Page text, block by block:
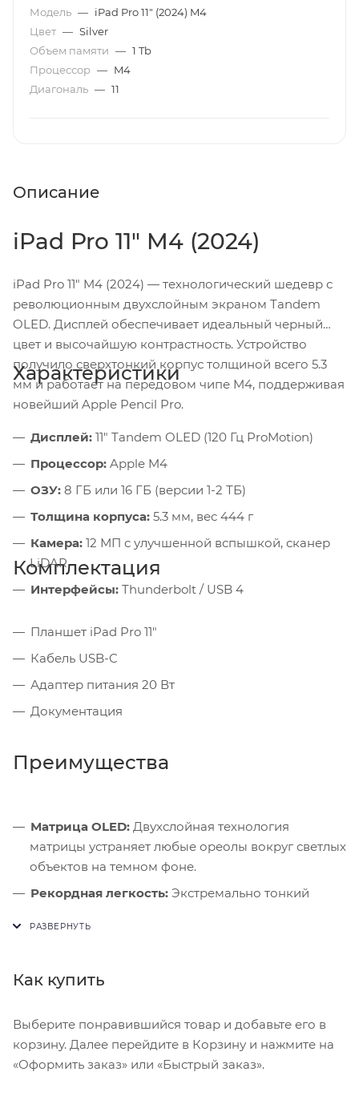
Модель — iPad Pro 11" (2024) M4
Цвет — Silver
Объем памяти — 1 Tb
Процессор — M4
Диагональ — 11
Описание
iPad Pro 11" M4 (2024)
iPad Pro 11" M4 (2024) — технологический шедевр с
революционным двухслойным экраном Tandem
OLED. Дисплей обеспечивает идеальный черный
цвет и высочайшую контрастность. Устройство
получило сверхтонкий корпус толщиной всего 5.3
мм и работает на передовом чипе M4, поддерживая
новейший Apple Pencil Pro.
Характеристики
Дисплей: 11" Tandem OLED (120 Гц ProMotion)
Процессор: Apple M4
ОЗУ: 8 ГБ или 16 ГБ (версии 1-2 ТБ)
Толщина корпуса: 5.3 мм, вес 444 г
Камера: 12 МП с улучшенной вспышкой, сканер
LiDAR
Интерфейсы: Thunderbolt / USB 4
Комплектация
Планшет iPad Pro 11"
Кабель USB-C
Адаптер питания 20 Вт
Документация
Преимущества
Матрица OLED: Двухслойная технология
матрицы устраняет любые ореолы вокруг светлых
объектов на темном фоне.
Рекордная легкость: Экстремально тонкий
многочасовом чтении или рисовании.
чипа M4 мгновенно справляется с алгоритмами
Как купить
Выберите понравившийся товар и добавьте его в
корзину. Далее перейдите в Корзину и нажмите на
«Оформить заказ» или «Быстрый заказ».